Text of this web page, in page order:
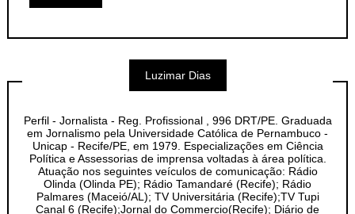
Luzimar Dias
Perfil - Jornalista - Reg. Profissional , 996 DRT/PE. Graduada
em Jornalismo pela Universidade Católica de Pernambuco -
Unicap - Recife/PE, em 1979. Especializações em Ciência
Política e Assessorias de imprensa voltadas à área política.
Atuação nos seguintes veículos de comunicação: Rádio
Olinda (Olinda PE); Rádio Tamandaré (Recife); Rádio
Palmares (Maceió/AL); TV Universitária (Recife);TV Tupi
Canal 6 (Recife);Jornal do Commercio(Recife); Diário de